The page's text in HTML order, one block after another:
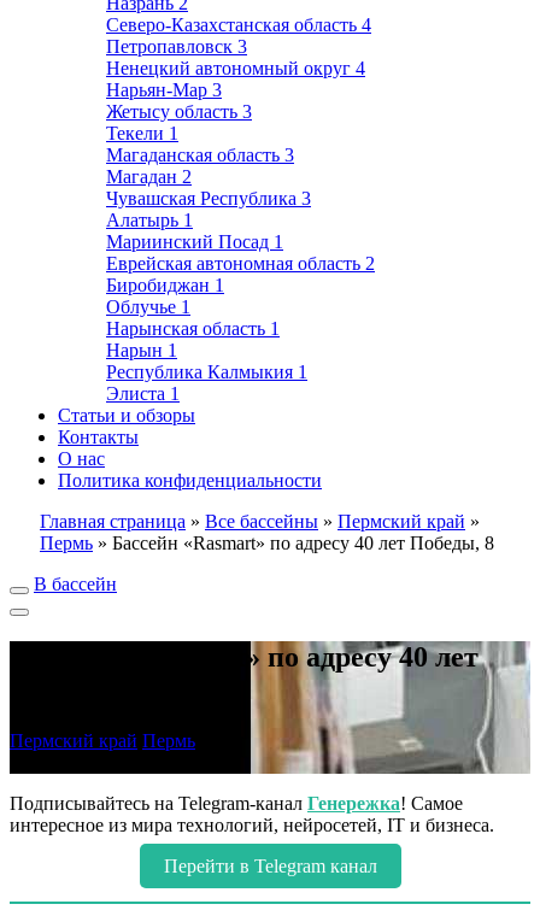
Северо-Казахстанская область 4
Петропавловск 3
Ненецкий автономный округ 4
Нарьян-Мар 3
Жетысу область 3
Текели 1
Магаданская область 3
Магадан 2
Чувашская Республика 3
Алатырь 1
Мариинский Посад 1
Еврейская автономная область 2
Биробиджан 1
Облучье 1
Нарынская область 1
Нарын 1
Республика Калмыкия 1
Элиста 1
Статьи и обзоры
Контакты
О нас
Политика конфиденциальности
Главная страница » Все бассейны » Пермский край »
Пермь » Бассейн «Rasmart» по адресу 40 лет Победы, 8
В бассейн
Бассейн «Rasmart» по адресу 40 лет
Пермский край Пермь
Подписывайтесь на Telegram-канал Генережка! Самое
интересное из мира технологий, нейросетей, IT и бизнеса.
Перейти в Telegram канал